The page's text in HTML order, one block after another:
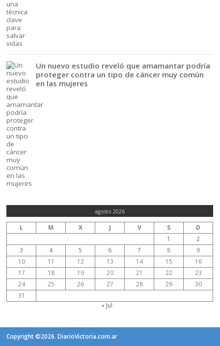
Un nuevo estudio reveló que amamantar podría
proteger contra un tipo de cáncer muy común
en las mujeres
agosto 2026
L M X J V S
D
1
2
3
4 5 6 7 8
9
10
11 12 13 14 15
16
17
18 19 20 21 22
23
24
25 26 27 28 29
30
31
« Jul
Copyright ©2026. DiarioVictoria.com.ar